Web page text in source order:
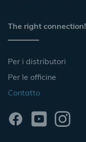
The right connection!
Per i distributori
Per le officine
Contatto